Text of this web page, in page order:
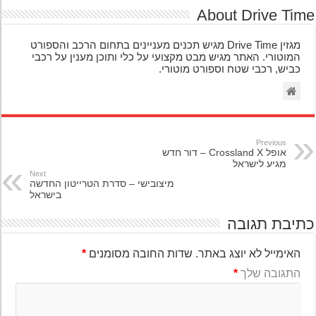
About Drive
מגזין Drive Time מגיש תכנים מעניינים בתחום הרכב והספורט
המוטורי. האתר מגיש מבט מקצועי על כלי ותוכן מענין על רכבי
כביש, רכבי שטח וספורט מוטורי.
Previous
אופל Crossland X – דור חדש
מגיע לישראל
Next
מיצובישי – סדרת הטרייטון החדשה
בישראל
תגובה
האימייל לא יוצג באתר. שדות החובה מסומנים*
התגובה שלך*